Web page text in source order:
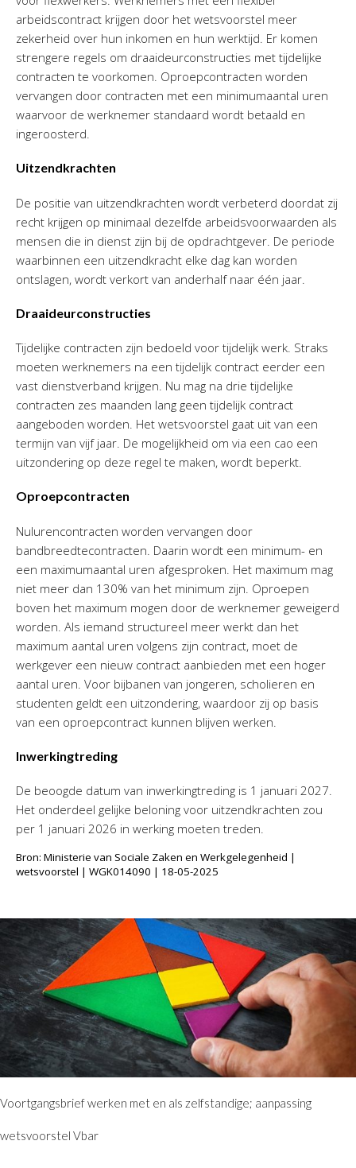
arbeidscontract krijgen door het wetsvoorstel meer
zekerheid over hun inkomen en hun werktijd. Er komen
strengere regels om draaideurconstructies met tijdelijke
contracten te voorkomen. Oproepcontracten worden
vervangen door contracten met een minimumaantal uren
waarvoor de werknemer standaard wordt betaald en
ingeroosterd.
Uitzendkrachten
De positie van uitzendkrachten wordt verbeterd doordat zij
recht krijgen op minimaal dezelfde arbeidsvoorwaarden als
mensen die in dienst zijn bij de opdrachtgever. De periode
waarbinnen een uitzendkracht elke dag kan worden
ontslagen, wordt verkort van anderhalf naar één jaar.
Draaideurconstructies
Tijdelijke contracten zijn bedoeld voor tijdelijk werk. Straks
moeten werknemers na een tijdelijk contract eerder een
vast dienstverband krijgen. Nu mag na drie tijdelijke
contracten zes maanden lang geen tijdelijk contract
aangeboden worden. Het wetsvoorstel gaat uit van een
termijn van vijf jaar. De mogelijkheid om via een cao een
uitzondering op deze regel te maken, wordt beperkt.
Oproepcontracten
Nulurencontracten worden vervangen door
bandbreedtecontracten. Daarin wordt een minimum- en
een maximumaantal uren afgesproken. Het maximum mag
niet meer dan 130% van het minimum zijn. Oproepen
boven het maximum mogen door de werknemer geweigerd
worden. Als iemand structureel meer werkt dan het
maximum aantal uren volgens zijn contract, moet de
werkgever een nieuw contract aanbieden met een hoger
aantal uren. Voor bijbanen van jongeren, scholieren en
studenten geldt een uitzondering, waardoor zij op basis
van een oproepcontract kunnen blijven werken.
Inwerkingtreding
De beoogde datum van inwerkingtreding is 1 januari 2027.
Het onderdeel gelijke beloning voor uitzendkrachten zou
per 1 januari 2026 in werking moeten treden.
Bron: Ministerie van Sociale Zaken en Werkgelegenheid |
wetsvoorstel | WGK014090 | 18-05-2025
Voortgangsbrief werken met en als zelfstandige; aanpassing
wetsvoorstel Vbar